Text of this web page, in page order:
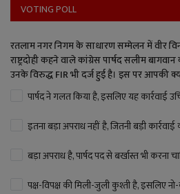
VOTING POLL
रतलाम नगर निगम के साधारण सम्मेलन में वीर
राष्ट्रदोही कहने वाले कांग्रेस पार्षद सलीम
उनके विरुद्ध FIR भी दर्ज हुई है। इस पर आपकी
पार्षद ने गलत किया है, इसलिए यह कार्रवाई
इतना बड़ा अपराध नहीं है, जितनी बड़ी कार्रवाई
बड़ा अपराध है, पार्षद पद से बर्खास्त भी करना
पक्ष-विपक्ष की मिली-जुली कुश्ती है, इसलिए